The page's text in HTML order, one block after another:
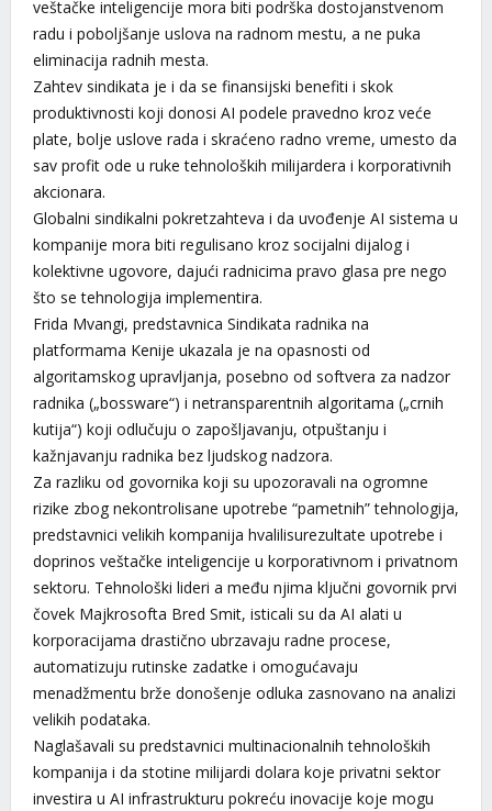
veštačke inteligencije mora biti podrška dostojanstvenom
radu i poboljšanje uslova na radnom mestu, a ne puka
eliminacija radnih mesta.
Zahtev sindikata je i da se finansijski benefiti i skok
produktivnosti koji donosi AI podele pravedno kroz veće
plate, bolje uslove rada i skraćeno radno vreme, umesto da
sav profit ode u ruke tehnoloških milijardera i korporativnih
akcionara.
Globalni sindikalni pokretzahteva i da uvođenje AI sistema u
kompanije mora biti regulisano kroz socijalni dijalog i
kolektivne ugovore, dajući radnicima pravo glasa pre nego
što se tehnologija implementira.
Frida Mvangi, predstavnica Sindikata radnika na
platformama Kenije ukazala je na opasnosti od
algoritamskog upravljanja, posebno od softvera za nadzor
radnika („bossware“) i netransparentnih algoritama („crnih
kutija“) koji odlučuju o zapošljavanju, otpuštanju i
kažnjavanju radnika bez ljudskog nadzora.
Za razliku od govornika koji su upozoravali na ogromne
rizike zbog nekontrolisane upotrebe “pametnih” tehnologija,
predstavnici velikih kompanija hvalilisurezultate upotrebe i
doprinos veštačke inteligencije u korporativnom i privatnom
sektoru. Tehnološki lideri a među njima ključni govornik prvi
čovek Majkrosofta Bred Smit, isticali su da AI alati u
korporacijama drastično ubrzavaju radne procese,
automatizuju rutinske zadatke i omogućavaju
menadžmentu brže donošenje odluka zasnovano na analizi
velikih podataka.
Naglašavali su predstavnici multinacionalnih tehnoloških
kompanija i da stotine milijardi dolara koje privatni sektor
investira u AI infrastrukturu pokreću inovacije koje mogu